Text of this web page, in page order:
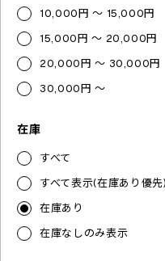
10,000円 ～ 15,000円
15,000円 ～ 20,000円
20,000円 ～ 30,000円
30,000円 ～
在庫
すべて
すべて表示(在庫あり優先)
在庫あり
在庫なしのみ表示